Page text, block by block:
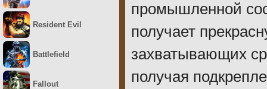
промышленной
получает
захватывающих
получая
Resident Evil
Battlefield
Fallout